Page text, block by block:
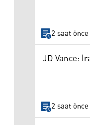
2 saat önce
JD Vance:
2 saat önce